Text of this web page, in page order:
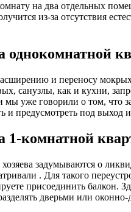
на два отдельных
из-за отсутствия
однокомнатной
и переносу мокрых
санузлы, как и кухни,
мы уже говорили о том, что
и предусмотреть под выход
1-комнатной
задумываются о
. Для такого
присоединить балкон.
дверьми или